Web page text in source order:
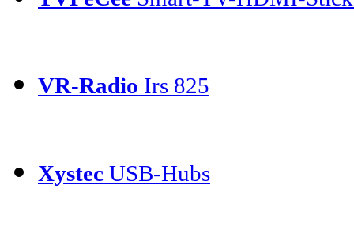
VR-Radio Irs 825
Xystec USB-Hubs